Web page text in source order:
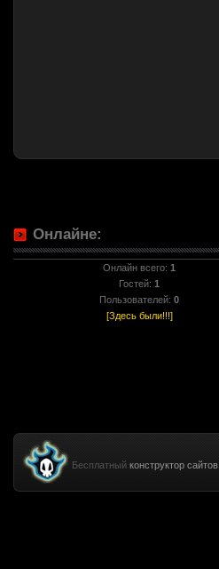
Онлайне:
Онлайн всего: 1
Гостей: 1
Пользователей: 0
[Здесь были!!!]
Бесплатный конструктор сайтов